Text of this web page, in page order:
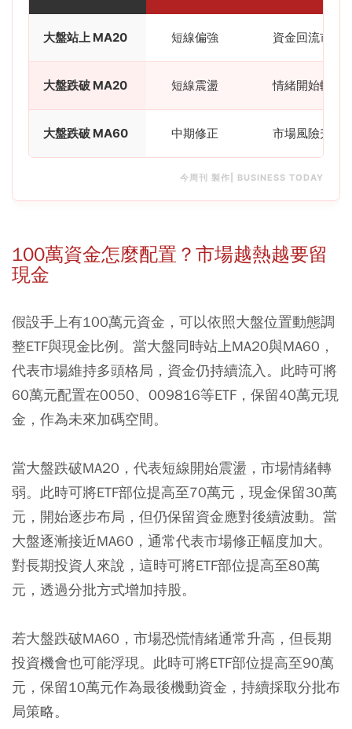
大盤站上 MA20 短線偏強 資金回流市場
大盤跌破 MA20 短線震盪 情緒開始轉弱
大盤跌破 MA60 中期修正 市場風險升高
今周刊 製作| BUSINESS TODAY
100萬資金怎麼配置？市場越熱越要留
現金
假設手上有100萬元資金，可以依照大盤位置動態調
整ETF與現金比例。當大盤同時站上MA20與MA60，
代表市場維持多頭格局，資金仍持續流入。此時可將
60萬元配置在0050、009816等ETF，保留40萬元現
金，作為未來加碼空間。
當大盤跌破MA20，代表短線開始震盪，市場情緒轉
弱。此時可將ETF部位提高至70萬元，現金保留30萬
元，開始逐步布局，但仍保留資金應對後續波動。當
大盤逐漸接近MA60，通常代表市場修正幅度加大。
對長期投資人來說，這時可將ETF部位提高至80萬
元，透過分批方式增加持股。
若大盤跌破MA60，市場恐慌情緒通常升高，但長期
投資機會也可能浮現。此時可將ETF部位提高至90萬
元，保留10萬元作為最後機動資金，持續採取分批布
局策略。